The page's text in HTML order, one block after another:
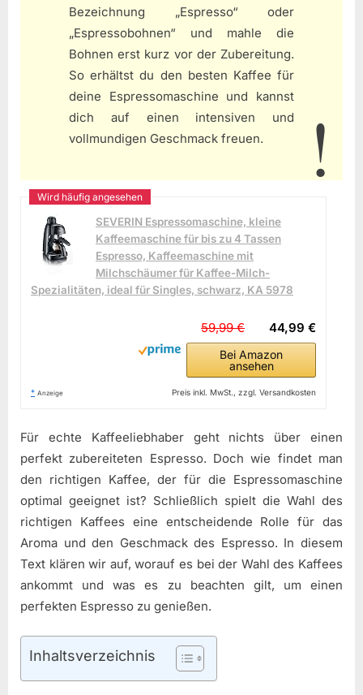
Bezeichnung „Espresso“ oder
„Espressobohnen“ und mahle die
Bohnen erst kurz vor der Zubereitung.
So erhältst du den besten Kaffee für
deine Espressomaschine und kannst
dich auf einen intensiven und
vollmundigen Geschmack freuen.
SEVERIN Espressomaschine, kleine
Kaffeemaschine für bis zu 4 Tassen
Espresso, Kaffeemaschine mit
Milchschäumer für Kaffee-Milch-
Spezialitäten, ideal für Singles, schwarz, KA 5978
44,99 €
59,99 €
Bei Amazon
ansehen
* Anzeige Preis inkl. MwSt., zzgl. Versandkosten
Für echte Kaffeeliebhaber geht nichts über einen
perfekt zubereiteten Espresso. Doch wie findet man
den richtigen Kaffee, der für die Espressomaschine
optimal geeignet ist? Schließlich spielt die Wahl des
richtigen Kaffees eine entscheidende Rolle für das
Aroma und den Geschmack des Espresso. In diesem
Text klären wir auf, worauf es bei der Wahl des Kaffees
ankommt und was es zu beachten gilt, um einen
perfekten Espresso zu genießen.
Inhaltsverzeichnis